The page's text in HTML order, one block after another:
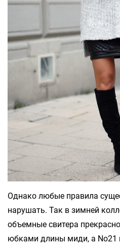
Однако любые правила
нарушать. Так в зимней
объемные свитера
юбками длины миди, а No21